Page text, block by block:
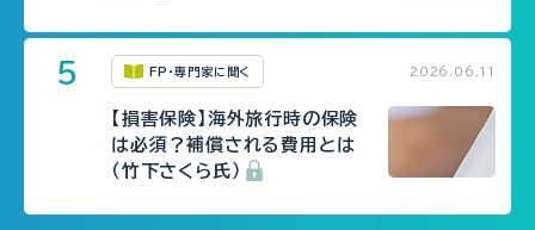
FP・専門家に聞く 2026.06.11
【損害保険】海外旅行時の保険
は必須？補償される費用とは
（竹下さくら氏）